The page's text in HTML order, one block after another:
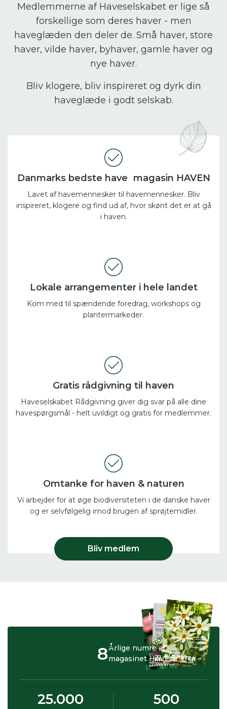
Medlemmerne af Haveselskabet er lige så
forskellige som deres haver - men
haveglæden den deler de. Små haver, store
haver, vilde haver, byhaver, gamle haver og
nye haver.
Bliv klogere, bliv inspireret og dyrk din
haveglæde i godt selskab.
Danmarks bedste have magasin HAVEN
Lavet af havemennesker til havemennesker. Bliv
inspireret, klogere og find ud af, hvor skønt det er at gå
i haven.
Lokale arrangementer i hele landet
Kom med til spændende foredrag, workshops og
plantermarkeder.
Gratis rådgivning til haven
Haveselskabet Rådgivning giver dig svar på alle dine
havespørgsmål - helt uvildigt og gratis for medlemmer.
Omtanke for haven & naturen
Vi arbejder for at øge biodiversiteten i de danske haver
og er selvfølgelig imod brugen af sprøjtemidler.
Bliv medlem
Årlige numre af
magasinet HAVEN
8
25.000 500